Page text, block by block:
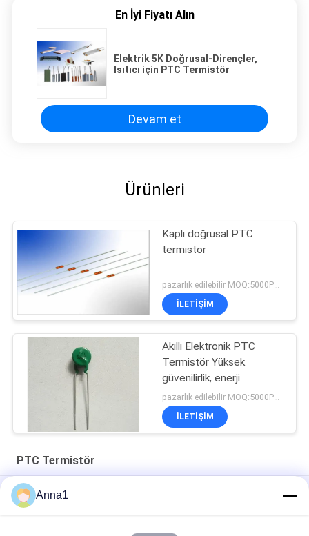
En İyi Fiyatı Alın
Elektrik 5K Doğrusal-Dirençler,
Isıtıcı için PTC Termistör
Devam et
Ürünleri
Kaplı doğrusal PTC
termistor
pazarlık edilebilir MOQ:5000PCS
İLETIŞIM
Akıllı Elektronik PTC
Termistör Yüksek
güvenilirlik, enerji
tasarruflu lambalar için
İLETIŞIM
PTC Termistör
MZ6 serisi, aşırı ısınma koruması için özel bir PTC
termistörüdür.
Anna1